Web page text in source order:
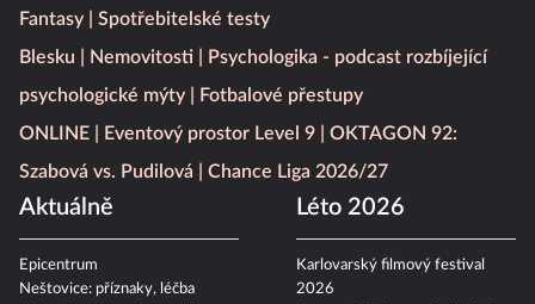
Fantasy
Spotřebitelské testy
Blesku
Nemovitosti
Psychologika - podcast rozbíjející
psychologické mýty
Fotbalové přestupy
ONLINE
Eventový prostor Level 9
OKTAGON 92:
Szabová vs. Pudilová
Chance Liga 2026/27
Aktuálně
Epicentrum
Neštovice: příznaky, léčba
Léto 2026
Karlovarský filmový festival
2026